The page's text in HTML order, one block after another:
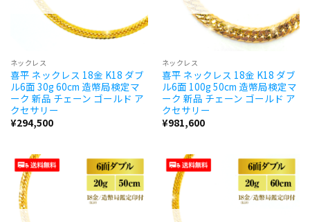
ネックレス
喜平 ネックレス 18金 K18 ダブ
ル6面 30g 60cm 造幣局検定マ
ーク 新品 チェーン ゴールド ア
クセサリー
¥294,500
ネックレス
喜平 ネックレス 18金 K18 ダブ
ル6面 100g 50cm 造幣局検定マ
ーク 新品 チェーン ゴールド ア
クセサリー
¥981,600